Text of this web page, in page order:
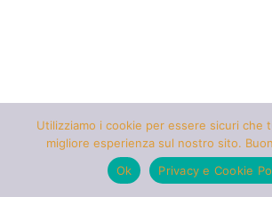
Utilizziamo i cookie per essere sicuri che
migliore esperienza sul nostro sito.
Ok
Privacy e Cookie